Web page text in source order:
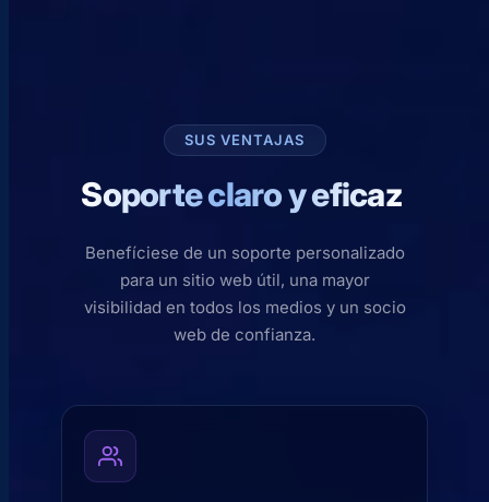
SUS VENTAJAS
Soporte claro y eficaz
Benefíciese de un soporte personalizado
para un sitio web útil, una mayor
visibilidad en todos los medios y un socio
web de confianza.